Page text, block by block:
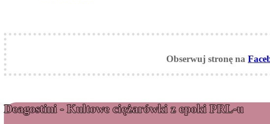
Obserwuj stronę na
Deagostini - Kultowe ciężarówki z epoki PRL-u